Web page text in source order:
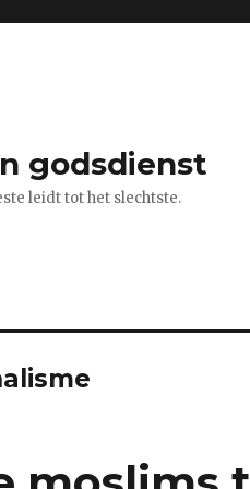
godsdienst
leidt tot het slechtste.